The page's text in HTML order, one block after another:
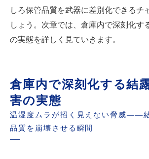
しろ保管品質を武器に差別化できるチ
しょう。次章では、倉庫内で深刻化す
の実態を詳しく見ていきます。
倉庫内で深刻化する結
害の実態
温湿度ムラが招く見えない脅威――
品質を崩壊させる瞬間